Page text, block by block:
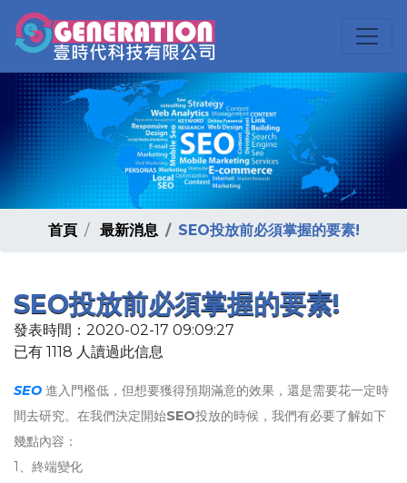
首頁 最新消息 SEO投放前必須掌握的要素!
SEO投放前必須掌握的要素!
發表時間：2020-02-17 09:09:27
已有 1118 人讀過此信息
SEO 進入門檻低，但想要獲得預期滿意的效果，還是需要花一定時
間去研究。在我們決定開始SEO投放的時候，我們有必要了解如下
幾點內容：
1、終端變化